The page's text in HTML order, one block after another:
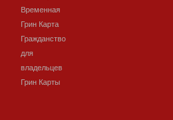
Временная
Грин Карта
Гражданство
для
владельцев
Грин Карты